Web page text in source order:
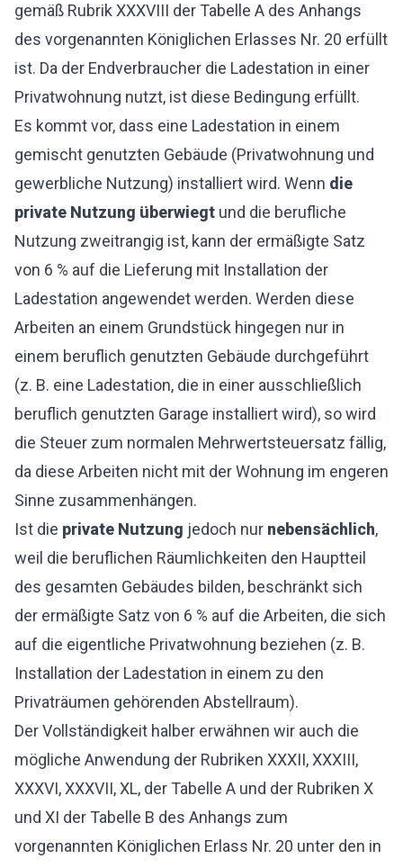
gemäß Rubrik XXXVIII der Tabelle A des Anhangs
des vorgenannten Königlichen Erlasses Nr. 20 erfüllt
ist. Da der Endverbraucher die Ladestation in einer
Privatwohnung nutzt, ist diese Bedingung erfüllt.
Es kommt vor, dass eine Ladestation in einem
gemischt genutzten Gebäude (Privatwohnung und
gewerbliche Nutzung) installiert wird. Wenn die
private Nutzung überwiegt und die berufliche
Nutzung zweitrangig ist, kann der ermäßigte Satz
von 6 % auf die Lieferung mit Installation der
Ladestation angewendet werden. Werden diese
Arbeiten an einem Grundstück hingegen nur in
einem beruflich genutzten Gebäude durchgeführt
(z. B. eine Ladestation, die in einer ausschließlich
beruflich genutzten Garage installiert wird), so wird
die Steuer zum normalen Mehrwertsteuersatz fällig,
da diese Arbeiten nicht mit der Wohnung im engeren
Sinne zusammenhängen.
Ist die private Nutzung jedoch nur nebensächlich,
weil die beruflichen Räumlichkeiten den Hauptteil
des gesamten Gebäudes bilden, beschränkt sich
der ermäßigte Satz von 6 % auf die Arbeiten, die sich
auf die eigentliche Privatwohnung beziehen (z. B.
Installation der Ladestation in einem zu den
Privaträumen gehörenden Abstellraum).
Der Vollständigkeit halber erwähnen wir auch die
mögliche Anwendung der Rubriken XXXII, XXXIII,
XXXVI, XXXVII, XL, der Tabelle A und der Rubriken X
und XI der Tabelle B des Anhangs zum
vorgenannten Königlichen Erlass Nr. 20 unter den in